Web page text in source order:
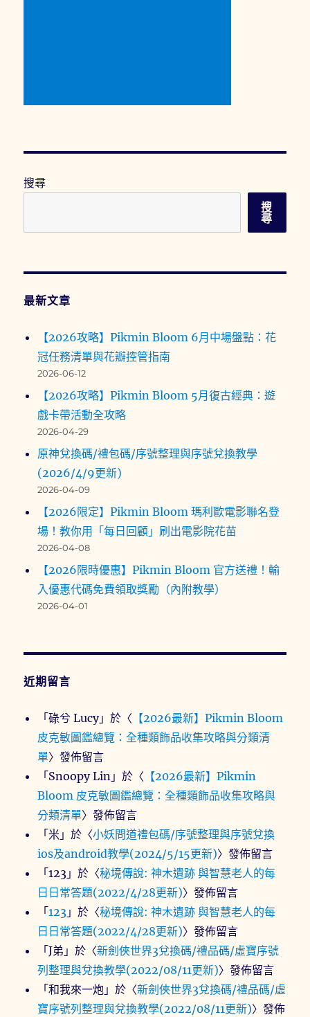
搜尋
搜
尋
最新文章
【2026攻略】Pikmin Bloom 6月中場盤點：花
冠任務清單與花瓣控管指南
2026-06-12
【2026攻略】Pikmin Bloom 5月復古經典：遊
戲卡帶活動全攻略
2026-04-29
原神兌換碼/禮包碼/序號整理與序號兌換教學
(2026/4/9更新)
2026-04-09
【2026限定】Pikmin Bloom 瑪利歐電影聯名登
場！教你用「每日回顧」刷出電影院花苗
2026-04-08
【2026限時優惠】Pikmin Bloom 官方送禮！輸
入優惠代碼免費領取獎勵（內附教學）
2026-04-01
近期留言
「碌兮 Lucy」於〈 【2026最新】Pikmin Bloom
皮克敏圖鑑總覽：全種類飾品收集攻略與分類清
單〉發佈留言
「Snoopy Lin 」於〈 【2026最新】Pikmin
Bloom 皮克敏圖鑑總覽：全種類飾品收集攻略與
分類清單〉發佈留言
「米 」於〈小妖問道禮包碼/序號整理與序號兌換
ios及android教學(2024/5/15更新)〉發佈留言
「123 」於〈秘境傳說: 神木遺跡 與智慧老人的每
日日常答題(2022/4/28更新)〉發佈留言
「123 」於〈秘境傳說: 神木遺跡 與智慧老人的每
日日常答題(2022/4/28更新)〉發佈留言
「J弟 」於〈新劍俠世界3兌換碼/禮品碼/虛寶序號
列整理與兌換教學(2022/08/11更新)〉發佈留言
「和我來一炮 」於〈新劍俠世界3兌換碼/禮品碼/虛
寶序號列整理與兌換教學(2022/08/11更新)〉發佈